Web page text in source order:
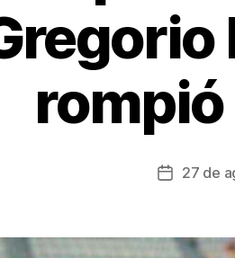
Fecha
entrada
27 de